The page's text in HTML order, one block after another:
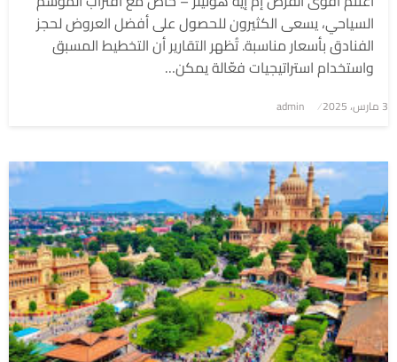
السياحي، يسعى الكثيرون للحصول على أفضل العروض لحجز
الفنادق بأسعار مناسبة. تُظهر التقارير أن التخطيط المسبق
واستخدام استراتيجيات فعّالة يمكن…
نُشر
3 مارس، 2025 admin